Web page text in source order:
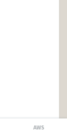
AWS